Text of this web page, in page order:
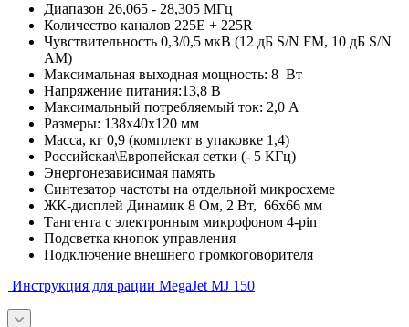
Диапазон 26,065 - 28,305 МГц
Количество каналов 225E + 225R
Чувствительность 0,3/0,5 мкВ (12 дБ S/N FM, 10 дБ S/N
AM)
Максимальная выходная мощность: 8 Вт
Напряжение питания:13,8 В
Максимальный потребляемый ток: 2,0 А
Размеры: 138х40x120 мм
Масса, кг 0,9 (комплект в упаковке 1,4)
Российская\Европейская сетки (- 5 КГц)
Энергонезависимая память
Синтезатор частоты на отдельной микросхеме
ЖК-дисплей Динамик 8 Ом, 2 Вт, 66х66 мм
Тангента с электронным микрофоном 4-pin
Подсветка кнопок управления
Подключение внешнего громкоговорителя
Инструкция для рации MegaJet MJ 150